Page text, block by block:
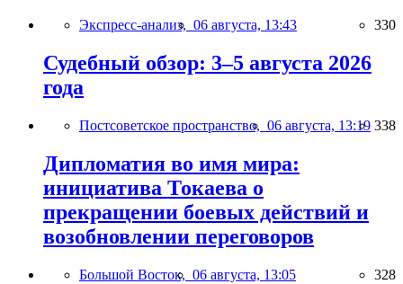
Экспресс-анализ, 06 августа, 13:43 330
Судебный обзор: 3–5 августа 2026
года
Постсоветское пространство, 06 августа, 13:19 338
Дипломатия во имя мира:
инициатива Токаева о
прекращении боевых действий и
возобновлении переговоров
Большой Восток, 06 августа, 13:05 328